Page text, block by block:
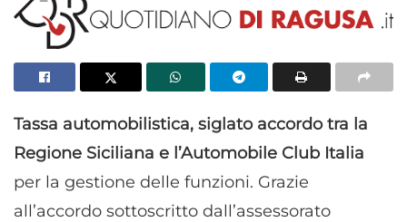
Tassa automobilistica, siglato accordo tra la
Regione Siciliana e l’Automobile Club Italia
per la gestione delle funzioni. Grazie
all’accordo sottoscritto dall’assessorato